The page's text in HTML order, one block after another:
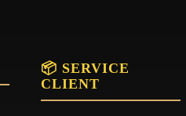
📦 SERVICE
CLIENT